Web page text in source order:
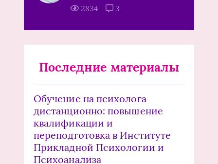
2834 3
Последние материалы
Обучение на психолога
дистанционно: повышение
квалификации и
переподготовка в Институте
Прикладной Психологии и
Психоанализа